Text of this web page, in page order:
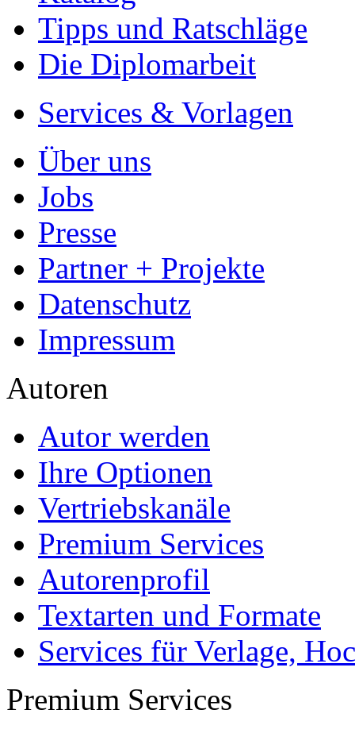
Ihre Arbeit hochladen
Ihre Hausarbeit /
- Publikation als E-Book
- Hohes Honorar auf die
- Für Sie komplett
- Es dauert nur 5 Minuten
- Jede Arbeit findet Leser
Allgemein
Home
Arbeiten hochladen
Katalog